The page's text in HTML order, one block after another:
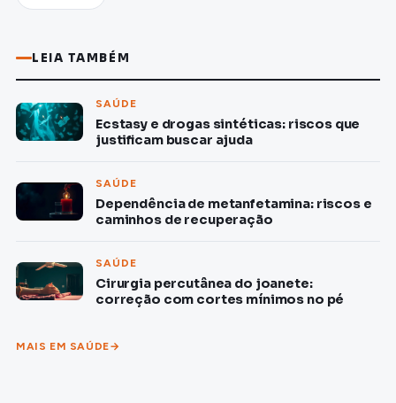
LEIA TAMBÉM
SAÚDE
Ecstasy e drogas sintéticas: riscos que
justificam buscar ajuda
SAÚDE
Dependência de metanfetamina: riscos e
caminhos de recuperação
SAÚDE
Cirurgia percutânea do joanete:
correção com cortes mínimos no pé
MAIS EM SAÚDE